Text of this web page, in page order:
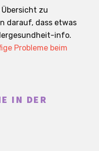
zu
darauf, dass etwas
info.
Probleme beim
IN DER